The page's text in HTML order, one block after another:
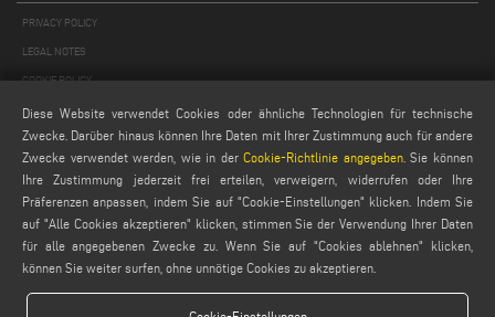
PRIVACY POLICY
LEGAL NOTES
COOKIE POLICY
GENERAL TERMS AND CONDITIONS OF SALE
ALLGEMEINE VERTRIEBSBEDINGUNGEN
COOKIES EINSTELLUNGEN
Diese Website verwendet Cookies oder ähnliche Technologien für technische
Zwecke. Darüber hinaus können Ihre Daten mit Ihrer Zustimmung auch für andere
Zwecke verwendet werden, wie in derCookie-Richtlinie angegeben. Sie können
Ihre Zustimmung jederzeit frei erteilen, verweigern, widerrufen oder Ihre
Präferenzen anpassen, indem Sie auf "Cookie-Einstellungen" klicken. Indem Sie
auf "Alle Cookies akzeptieren" klicken, stimmen Sie der Verwendung Ihrer Daten
für alle angegebenen Zwecke zu. Wenn Sie auf "Cookies ablehnen" klicken,
können Sie weiter surfen, ohne unnötige Cookies zu akzeptieren.